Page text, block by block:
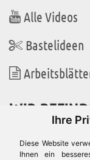
Ihre
Diese Website
Ihnen ein
Alle Videos
Bastelideen
WIR